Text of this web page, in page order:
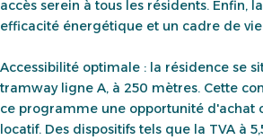
accès serein à tous les résidents. Enfin,
efficacité énergétique et un cadre de
Accessibilité optimale : la résidence se
tramway ligne A, à 250 mètres. Cette
ce programme une opportunité d'achat
locatif. Des dispositifs tels que la TVA à